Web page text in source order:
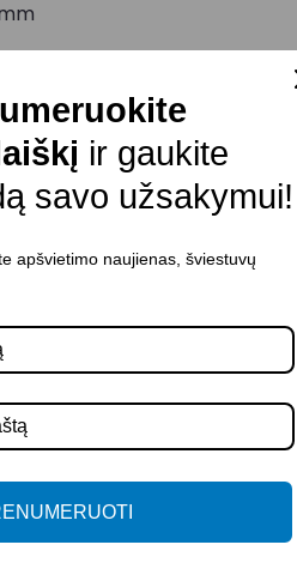
30 d. d.
ir gaukite
savo užsakymui!
apšvietimo naujienas, šviestuvų